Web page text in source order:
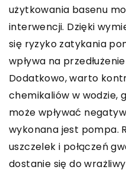
użytkowania basenu
interwencji. Dzięki
się ryzyko zatykania
wpływa na
Dodatkowo, warto
chemikaliów w wodzie,
może wpływać
wykonana jest pompa.
uszczelek i połączeń
dostanie się do